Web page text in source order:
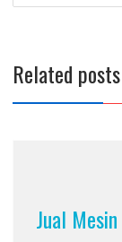
Related posts
Jual